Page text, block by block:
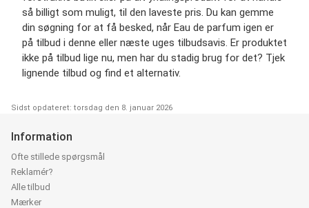
så billigt som muligt, til den laveste pris. Du kan gemme
din søgning for at få besked, når Eau de parfum igen er
på tilbud i denne eller næste uges tilbudsavis. Er produktet
ikke på tilbud lige nu, men har du stadig brug for det? Tjek
lignende tilbud og find et alternativ.
Sidst opdateret: torsdag den 8. januar 2026
Information
Ofte stillede spørgsmål
Reklamér?
Alle tilbud
Mærker